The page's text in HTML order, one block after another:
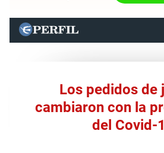
Los pedidos de
cambiaron con la
del Covid-